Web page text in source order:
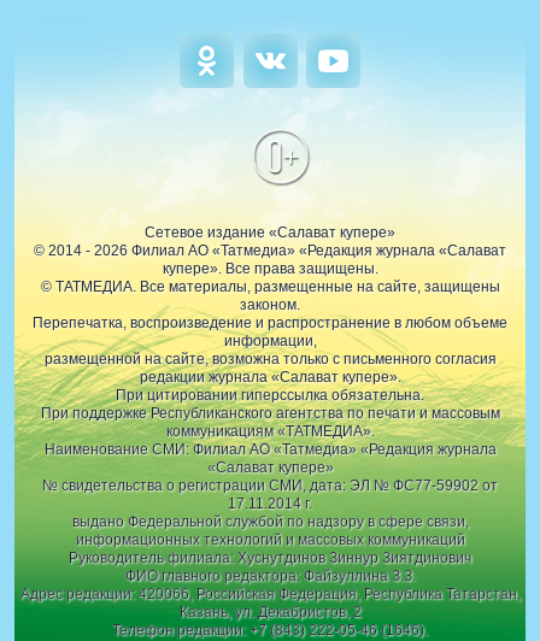
0+
Сетевое издание «Салават купере»
© 2014 - 2026 Филиал АО «Татмедиа» «Редакция журнала «Салават
купере». Все права защищены.
© ТАТМЕДИА. Все материалы, размещенные на сайте, защищены
законом.
Перепечатка, воспроизведение и распространение в любом объеме
информации,
размещенной на сайте, возможна только с письменного согласия
редакции журнала «Салават купере».
При цитировании гиперссылка обязательна.
При поддержке Республиканского агентства по печати и массовым
коммуникациям «ТАТМЕДИА».
Наименование СМИ: Филиал АО «Татмедиа» «Редакция журнала
«Салават купере»
№ свидетельства о регистрации СМИ, дата: ЭЛ № ФС77-59902 от
17.11.2014 г.
выдано Федеральной службой по надзору в сфере связи,
информационных технологий и массовых коммуникаций
Руководитель филиала: Хуснутдинов Зиннур Зиятдинович
ФИО главного редактора: Файзуллина З.З.
Адрес редакции: 420066, Российская Федерация, Республика Татарстан,
Казань, ул. Декабристов, 2
Телефон редакции: +7 (843) 222-05-46 (1646).